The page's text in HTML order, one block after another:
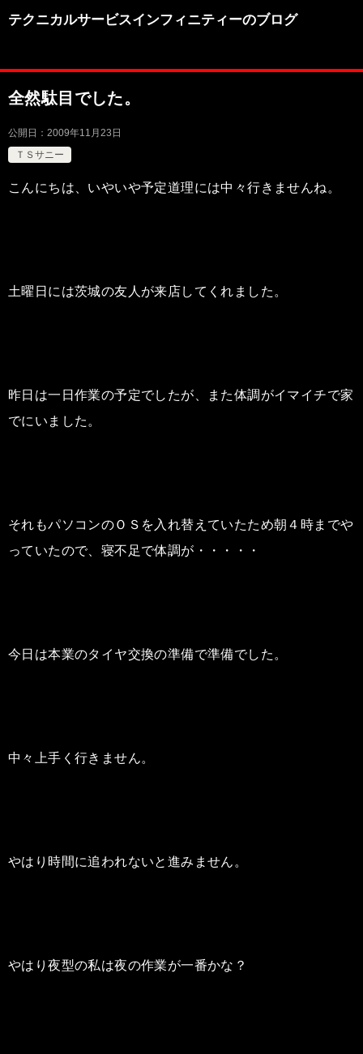
テクニカルサービスインフィニティーのブログ
全然駄目でした。
公開日： 2009年11月23日
ＴＳサニー
こんにちは、いやいや予定道理には中々行きませんね。
土曜日には茨城の友人が来店してくれました。
昨日は一日作業の予定でしたが、また体調がイマイチで家
でにいました。
それもパソコンのＯＳを入れ替えていたため朝４時までや
っていたので、寝不足で体調が・・・・・
今日は本業のタイヤ交換の準備で準備でした。
中々上手く行きません。
やはり時間に追われないと進みません。
やはり夜型の私は夜の作業が一番かな？